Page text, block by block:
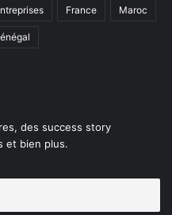
France Maroc
des success story
et bien plus.